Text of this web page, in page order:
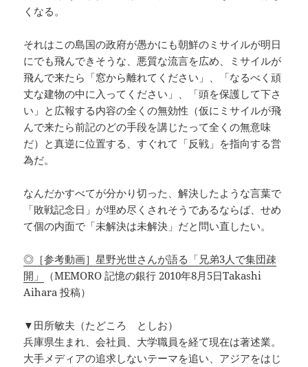
くなる。
それはこの島国の政府が愚かにも朝鮮のミサイルが明日
にでも飛んできそうな、悪質な流言を広め、ミサイルが
飛んで来たら「窓から離れてください」、「なるべく頑
丈な建物の中に入ってください」、「頭を保護して下さ
い」と広報する内容の全くの無効性（仮にミサイルが飛
んで来たら前記のどの手段を講じたって全くの無意味
だ）と真逆に位置する、すぐれて「反戦」を指向する営
為だ。
なんだかすべてが分かり切った、解決したような言葉で
「敗戦記念日」が埋め尽くされそうであるならば、せめ
て個の内面で「未解決は未解決」だと問い直したい。
◎［参考動画］星野光世さんが語る「兄弟3人で集団疎
開」
（MEMORO 記憶の銀行 2010年8月5日Takashi
Aihara 投稿）
▼田所敏夫（たどころ としお）
兵庫県生まれ、会社員、大学職員を経て現在は著述業。
大手メディアの追求しないテーマを追い、アジアをはじ